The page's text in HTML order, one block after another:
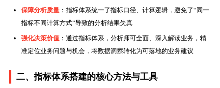
保障分析质量 ：指标体系统一了指标口径、计算逻辑，避免了“同一
指标不同计算方式”导致的分析结果失真
强化决策价值 ：通过指标体系，分析师可全面、深入解读业务，精
准定位业务问题与机会，将数据洞察转化为可落地的业务建议
二、指标体系搭建的核心方法与工具